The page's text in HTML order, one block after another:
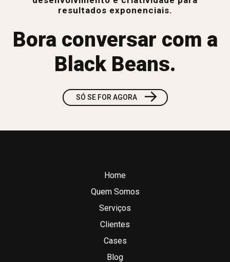
resultados exponenciais.
Bora conversar com a
Black Beans.
SÓ SE FOR AGORA →
Home
Quem Somos
Serviços
Clientes
Cases
Blog